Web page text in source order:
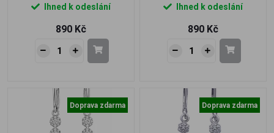
Ihned k odeslání
890 Kč
Ihned k odeslání
890 Kč
Doprava zdarma Doprava zdarma